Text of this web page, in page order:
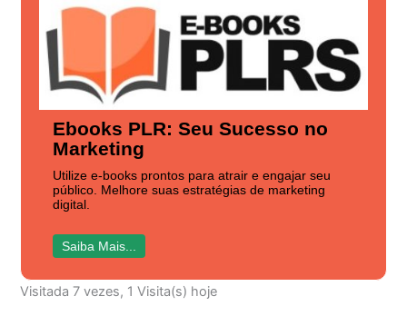
Ebooks PLR: Seu Sucesso no
Marketing
Utilize e-books prontos para atrair e engajar seu
público. Melhore suas estratégias de marketing
digital.
Saiba Mais...
Visitada 7 vezes, 1 Visita(s) hoje